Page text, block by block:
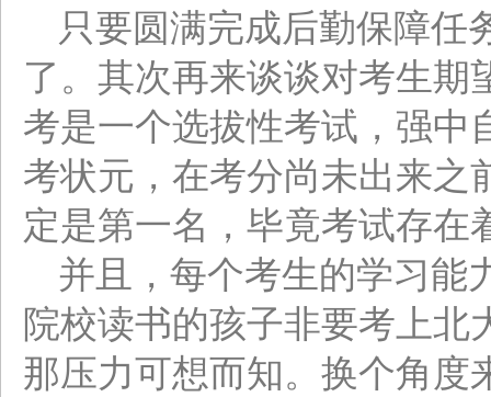
只要圆满完成后勤保障任
了。其次再来谈谈对考生期
考是一个选拔性考试，强中
考状元，在考分尚未出来之
定是第一名，毕竟考试存在
并且，每个考生的学习能
院校读书的孩子非要考上北
那压力可想而知。换个角度